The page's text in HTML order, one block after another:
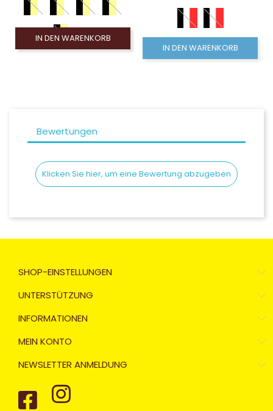
IN DEN WARENKORB
IN DEN WARENKORB
Bewertungen
Klicken Sie hier, um eine Bewertung abzugeben
SHOP-EINSTELLUNGEN
UNTERSTÜTZUNG
INFORMATIONEN
MEIN KONTO
NEWSLETTER ANMELDUNG